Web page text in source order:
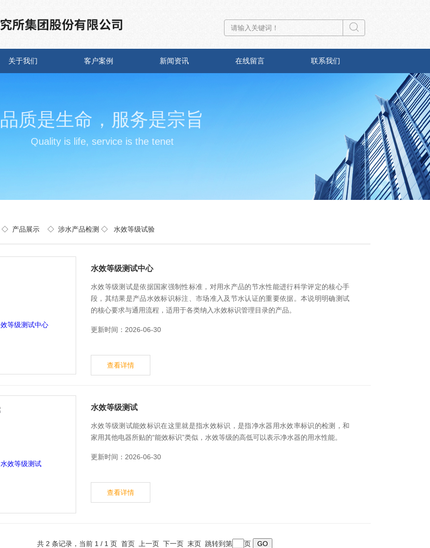
关于我们 客户案例 新闻资讯 在线留言 联系我们
品质是生命，服务是宗旨
Quality is life, service is the tenet
◇ 产品展示 ◇ 涉水产品检测 ◇ 水效等级试验
水效等级测试中心
水效等级测试是依据国家强制性标准，对用水产品的节水性能进行科学评定的核心手
段，其结果是产品水效标识标注、市场准入及节水认证的重要依据。本说明明确测试
的核心要求与通用流程，适用于各类纳入水效标识管理目录的产品。
更新时间：2026-06-30
查看详情
水效等级测试
水效等级测试能效标识在这里就是指水效标识，是指净水器用水效率标识的检测，和
家用其他电器所贴的“能效标识”类似，水效等级的高低可以表示净水器的用水性能。
更新时间：2026-06-30
查看详情
共 2 条记录，当前 1 / 1 页 首页 上一页 下一页 末页 跳转到第 页